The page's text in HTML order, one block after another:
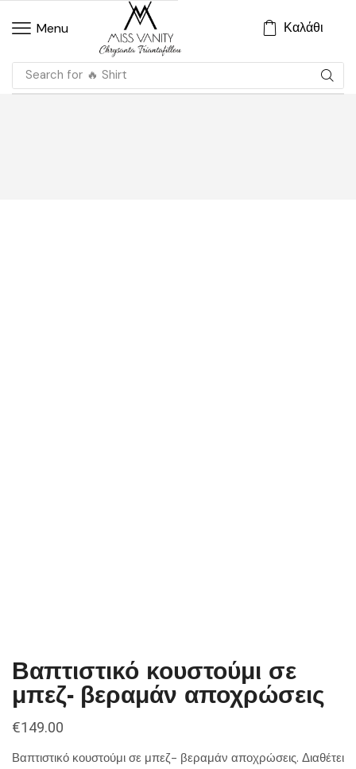
Menu Καλάθι
Search for 🔥 Shirt
Βαπτιστικό κουστούμι σε
μπεζ- βεραμάν αποχρώσεις
€149.00
Βαπτιστικό κουστούμι σε μπεζ- βεραμάν αποχρώσεις. Διαθέτει